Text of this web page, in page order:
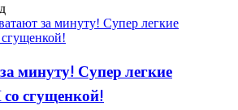
минуту! Супер легкие
сгущенкой!